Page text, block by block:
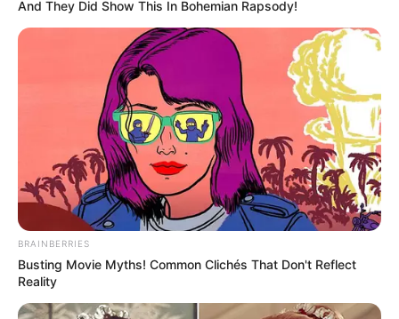
Υδρογόνο και Ανεμογεννήτριες … Το
μέγα κόλπο για τον έλεγχο της
ανθρωπότητας!
Υδρογόνο και Ανεμογεννήτριες … Το μέγα κόλπο για τον
έλεγχο της ανθρωπότητας! Τι σχέση έχουν αυτοί οι δύο
φαινομενικά «εχθροί» μεταξύ τους; Τι κρύβεται πίσω...
And They Did Show This In Bohemian Rapsody!
BRAINBERRIES
Busting Movie Myths! Common Clichés That Don't Reflect
Reality